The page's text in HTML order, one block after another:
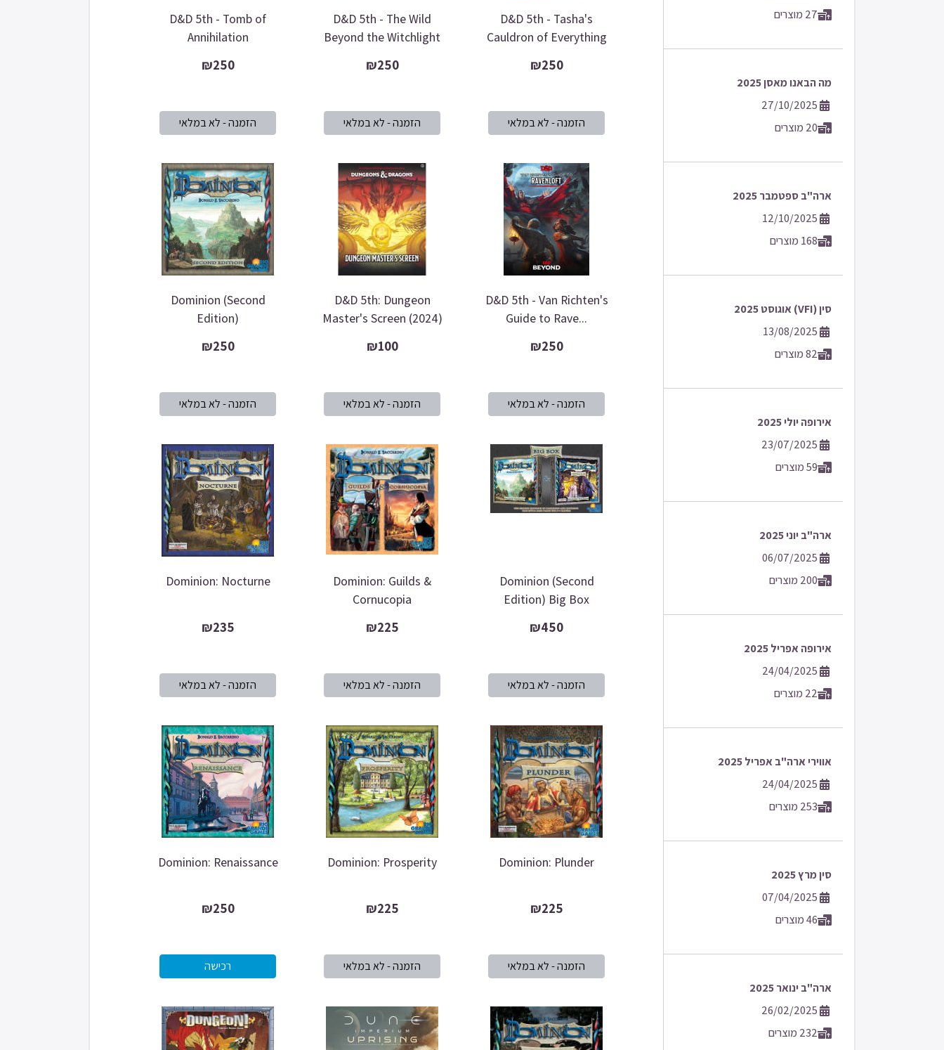
27 מוצרים
מה הבאנו מאסן 2025
27/10/2025
20 מוצרים
ארה"ב ספטמבר 2025
12/10/2025
168 מוצרים
סין (VFI) אוגוסט 2025
13/08/2025
82 מוצרים
אירופה יולי 2025
23/07/2025
59 מוצרים
ארה"ב יוני 2025
06/07/2025
200 מוצרים
אירופה אפריל 2025
24/04/2025
22 מוצרים
אווירי ארה"ב אפריל 2025
24/04/2025
253 מוצרים
סין מרץ 2025
07/04/2025
46 מוצרים
ארה"ב ינואר 2025
26/02/2025
232 מוצרים
D&D 5th - Tasha's
Cauldron of Everything
₪250
D&D 5th - The Wild
Beyond the Witchlight
₪250
D&D 5th - Tomb of
Annihilation
₪250
D&D 5th - Van Richten's
Guide to Rave...
₪250
D&D 5th: Dungeon
Master's Screen (2024)
₪100
Dominion (Second
Edition)
₪250
Dominion (Second
Edition) Big Box
₪450
Dominion: Guilds &
Cornucopia
₪225
Dominion: Nocturne
₪235
Dominion: Plunder
₪225
Dominion: Prosperity
₪225
Dominion: Renaissance
₪250